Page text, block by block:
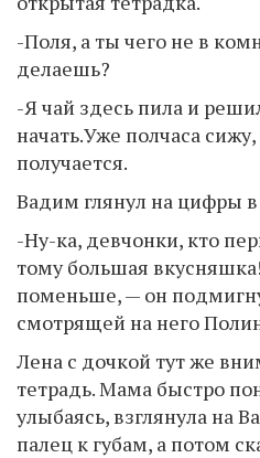
-Поля, а ты чего не в
делаешь?
-Я чай здесь пила и
начать.Уже полчаса
получается.
Вадим глянул на цифры
-Ну-ка, девчонки, кто
тому большая
поменьше, — он
смотрящей на него
Лена с дочкой тут же
тетрадь. Мама быстро
улыбаясь, взглянула на
палец к губам, а потом